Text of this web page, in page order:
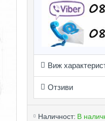
Виж
Отзиви
Наличност: В